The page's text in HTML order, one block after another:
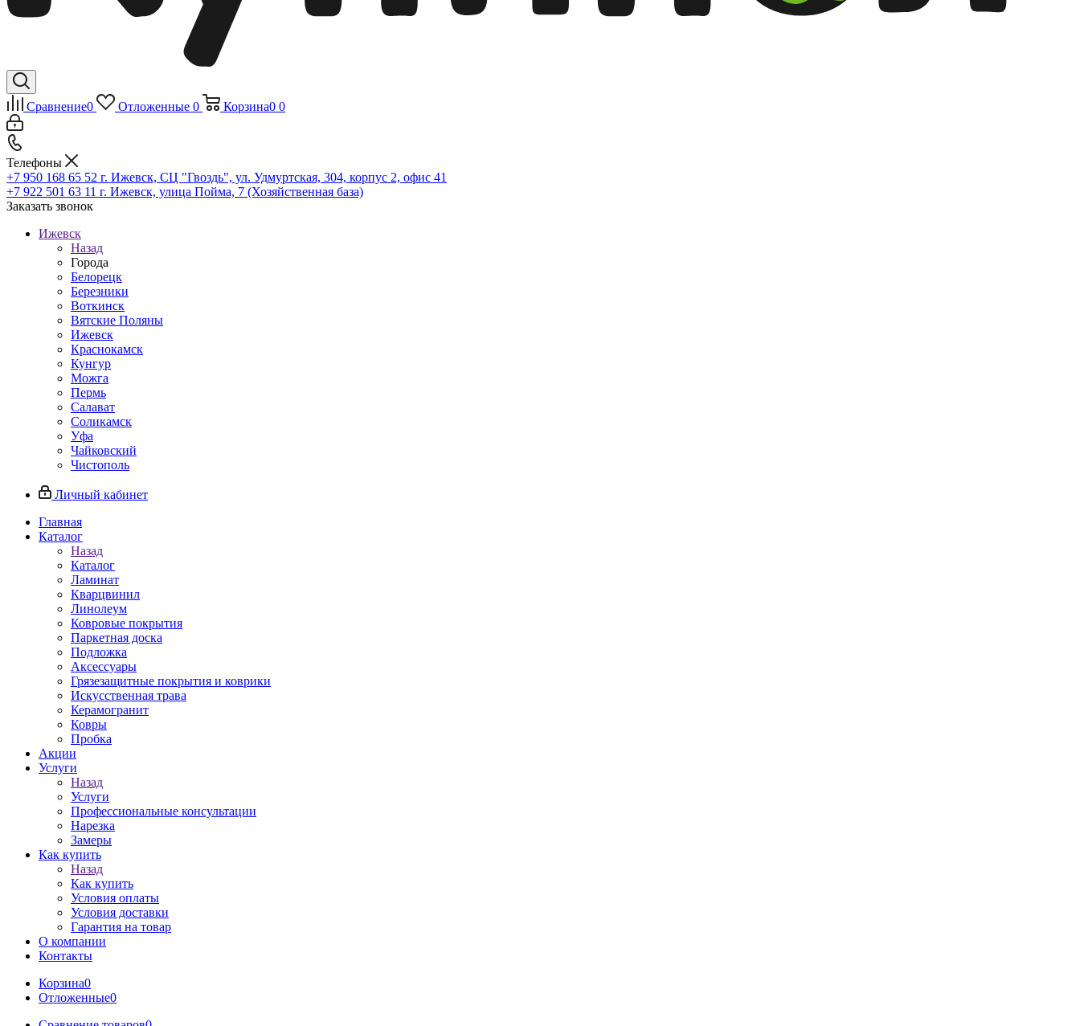
Сравнение0 Отложенные 0 Корзина0 0
Телефоны
+7 950 168 65 52 г. Ижевск, СЦ "Гвоздь", ул. Удмуртская, 304, корпус 2, офис 41
+7 922 501 63 11 г. Ижевск, улица Пойма, 7 (Хозяйственная база)
Заказать звонок
Ижевск
Назад
Города
Белорецк
Березники
Воткинск
Вятские Поляны
Ижевск
Краснокамск
Кунгур
Можга
Пермь
Салават
Соликамск
Уфа
Чайковский
Чистополь
Личный кабинет
Главная
Каталог
Назад
Каталог
Ламинат
Кварцвинил
Линолеум
Ковровые покрытия
Паркетная доска
Подложка
Аксессуары
Грязезащитные покрытия и коврики
Искусственная трава
Керамогранит
Ковры
Пробка
Акции
Услуги
Назад
Услуги
Профессиональные консультации
Нарезка
Замеры
Как купить
Назад
Как купить
Условия оплаты
Условия доставки
Гарантия на товар
О компании
Контакты
Корзина0
Отложенные0